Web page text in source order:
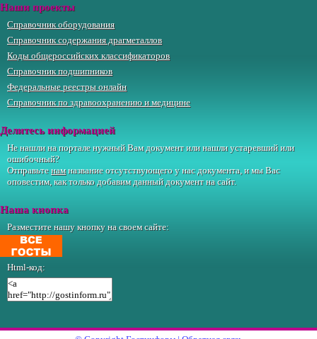
Наши проекты
Справочник оборудования
Справочник содержания драгметаллов
Коды общероссийских классификаторов
Справочник подшипников
Федеральные реестры онлайн
Справочник по здравоохранению и медицине
Делитесь информацией
Не нашли на портале нужный Вам документ или нашли устаревший или
ошибочный?
Отправьтенамназвание отсутствующего у нас документа, и мы Вас
оповестим, как только добавим данный документ на сайт.
Наша кнопка
Разместите нашу кнопку на своем сайте:
Html-код: